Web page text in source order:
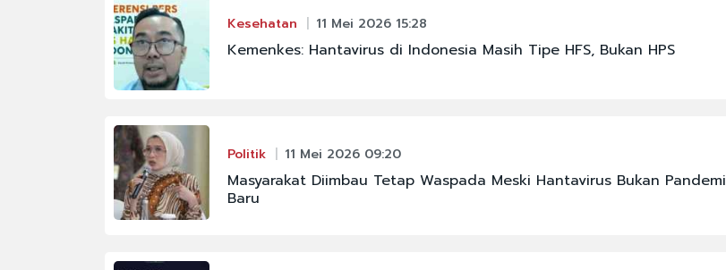
Kesehatan 11 Mei 2026 15:28
Kemenkes: Hantavirus di Indonesia Masih Tipe HFS, Bukan HPS
Politik 11 Mei 2026 09:20
Masyarakat Diimbau Tetap Waspada Meski Hantavirus Bukan Pandemi
Baru
#RAJA JULI ANTONI